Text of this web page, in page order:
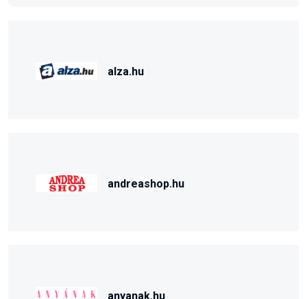
alza.hu
andreashop.hu
anyanak.hu